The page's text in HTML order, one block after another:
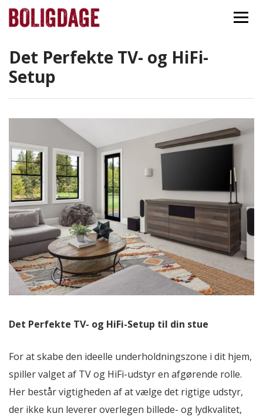
Forside Nyheder
Det Perfekte TV- og HiFi-
Setup
Det Perfekte TV- og HiFi-Setup til din stue
For at skabe den ideelle underholdningszone i dit hjem,
spiller valget af TV og HiFi-udstyr en afgørende rolle.
Her består vigtigheden af at vælge det rigtige udstyr,
der ikke kun leverer overlegen billede- og lydkvalitet,